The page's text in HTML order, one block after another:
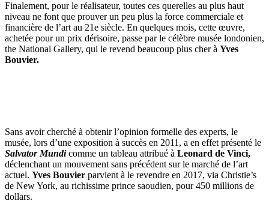
Finalement, pour le réalisateur, toutes ces querelles au plus haut
niveau ne font que prouver un peu plus la force commerciale et
financière de l’art au 21e siècle. En quelques mois, cette œuvre,
achetée pour un prix dérisoire, passe par le célèbre musée londonien,
the National Gallery, qui le revend beaucoup plus cher à Yves
Bouvier.
Sans avoir cherché à obtenir l’opinion formelle des experts, le
musée, lors d’une exposition à succès en 2011, a en effet présenté le
Salvator Mundi comme un tableau attribué à Leonard de Vinci,
déclenchant un mouvement sans précédent sur le marché de l’art
actuel. Yves Bouvier parvient à le revendre en 2017, via Christie’s
de New York, au richissime prince saoudien, pour 450 millions de
dollars.